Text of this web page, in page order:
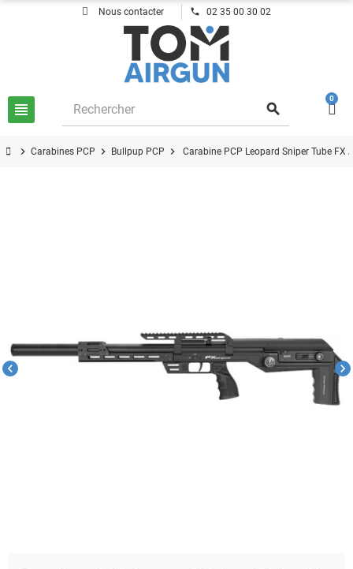
Nous contacter phone 02 35 00 30 02
view_headline search
0
chevron_right Carabines PCP chevron_right Bullpup PCP chevron_right Carabine PCP Leopard Sniper Tube FX
chevron_left chevron_right